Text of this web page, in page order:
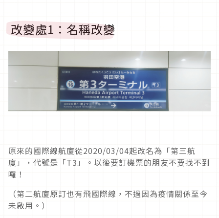
改變處1：名稱改變
原來的國際線航廈從2020/03/04起改名為「第三航
廈」，代號是「T3」。以後要訂機票的朋友不要找不到
囉！
（第二航廈原訂也有飛國際線，不過因為疫情關係至今
未啟用。）